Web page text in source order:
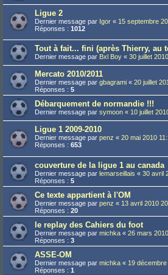
Ligue 2
Dernier message par Igor « 15 septembre
Réponses : 1012
Tout à fait... fini (après Thierry, au
Dernier message par Bxl Boy « 30 juillet
Mercato 2010/2011
Dernier message par gbagrami « 20 juillet
Réponses : 5
Débarquement de normandie !!!
Dernier message par symoon « 10 juillet
Ligue 1 2009-2010
Dernier message par penz « 20 mai 2010
Réponses : 653
couverture de la ligue 1 au canada
Dernier message par lemarseillais « 30 avril
Réponses : 5
Ce texte appartient à l'OM
Dernier message par penz « 13 avril 2010
Réponses : 20
le replay des Cahiers du foot
Dernier message par michka « 26 mars
Réponses : 3
ASSE-OM
Dernier message par michka « 19
Réponses : 1